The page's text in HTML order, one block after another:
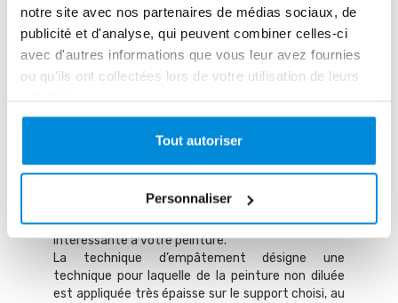
notre site avec nos partenaires de médias sociaux, de
publicité et d'analyse, qui peuvent combiner celles-ci
avec d'autres informations que vous leur avez fournies
ou qu'ils ont collectées lors de votre utilisation de leurs
Tout autoriser
Personnaliser
Alternez les
textures (lisses,
impasto…)
En opposant une texture lisse et fine à une
d’empâtement (aussi appelée « impasto » en
italien), vous pouvez apporter une profondeur
intéressante à votre peinture.
La technique d’empâtement désigne une
technique pour laquelle de la peinture non diluée
est appliquée très épaisse sur le support choisi, au